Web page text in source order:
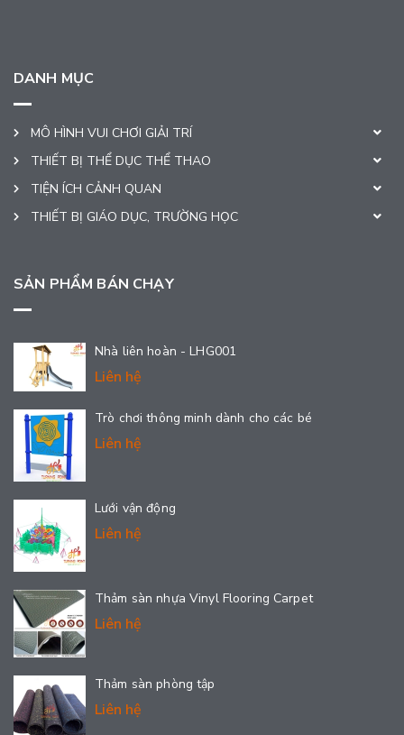
DANH MỤC
MÔ HÌNH VUI CHƠI GIẢI TRÍ
THIẾT BỊ THỂ DỤC THỂ THAO
TIỆN ÍCH CẢNH QUAN
THIẾT BỊ GIÁO DỤC, TRƯỜNG HỌC
SẢN PHẨM BÁN CHẠY
Nhà liên hoàn - LHG001
Liên hệ
Trò chơi thông minh dành cho các bé
Liên hệ
Lưới vận động
Liên hệ
Thảm sàn nhựa Vinyl Flooring Carpet
Liên hệ
Thảm sàn phòng tập
Liên hệ